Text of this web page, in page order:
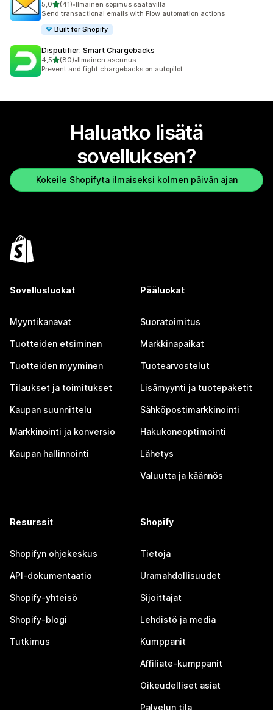
5,0/ 5 tähteä
(41)
41 arvostelua yhteensä
•Ilmainen sopimus saatavilla
Send transactional emails with Flow automation actions
Built for Shopify
Disputifier: Smart Chargebacks
4,5/ 5 tähteä
(80)
80 arvostelua yhteensä
•Ilmainen asennus
Prevent and fight chargebacks on autopilot
Haluatko lisätä
sovelluksen?
Kokeile Shopifyta ilmaiseksi kolmen päivän ajan
Sovellusluokat
Myyntikanavat
Tuotteiden etsiminen
Tuotteiden myyminen
Tilaukset ja toimitukset
Kaupan suunnittelu
Markkinointi ja konversio
Kaupan hallinnointi
Pääluokat
Suoratoimitus
Markkinapaikat
Tuotearvostelut
Lisämyynti ja tuotepaketit
Sähköpostimarkkinointi
Hakukoneoptimointi
Lähetys
Valuutta ja käännös
Resurssit
Shopifyn ohjekeskus
API-dokumentaatio
Shopify-yhteisö
Shopify-blogi
Tutkimus
Shopify
Tietoja
Uramahdollisuudet
Sijoittajat
Lehdistö ja media
Kumppanit
Affiliate-kumppanit
Oikeudelliset asiat
Palvelun tila